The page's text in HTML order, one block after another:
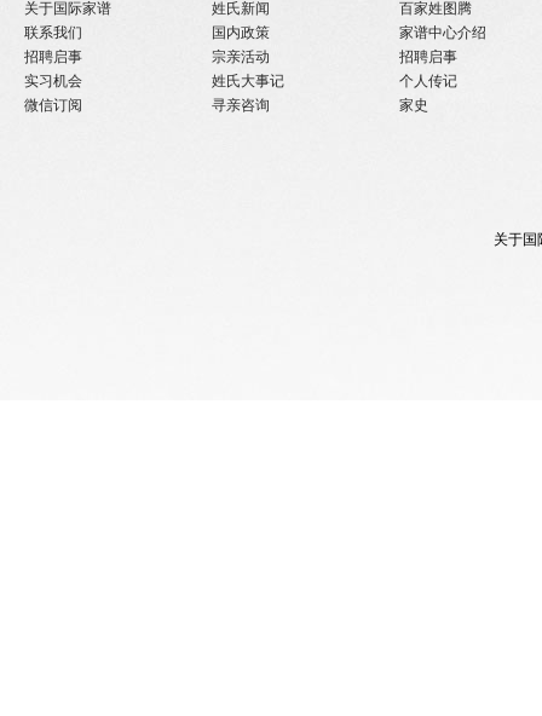
关于国际家谱
联系我们
招聘启事
实习机会
微信订阅
姓氏新闻
国内政策
宗亲活动
姓氏大事记
寻亲咨询
百家姓图腾
家谱中心介绍
招聘启事
个人传记
家史
关于国